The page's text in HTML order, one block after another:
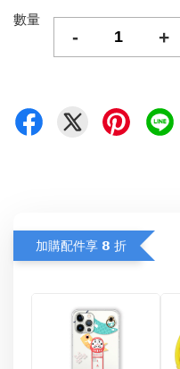
數量
- +
加購配件享 𝟴 折